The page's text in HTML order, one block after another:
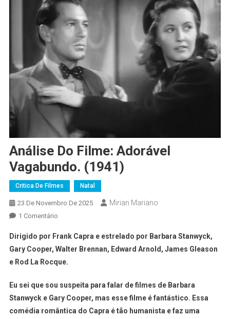
Análise Do Filme: Adorável
Vagabundo. (1941)
Critica De Filmes Natal
23 De Novembro De 2025 Mirian Mariano
1 Comentário
Dirigido por Frank Capra e estrelado por Barbara Stanwyck,
Gary Cooper, Walter Brennan, Edward Arnold, James Gleason
e Rod La Rocque.
Eu sei que sou suspeita para falar de filmes de Barbara
Stanwyck e Gary Cooper, mas esse filme é fantástico. Essa
comédia romântica do Capra é tão humanista e faz uma